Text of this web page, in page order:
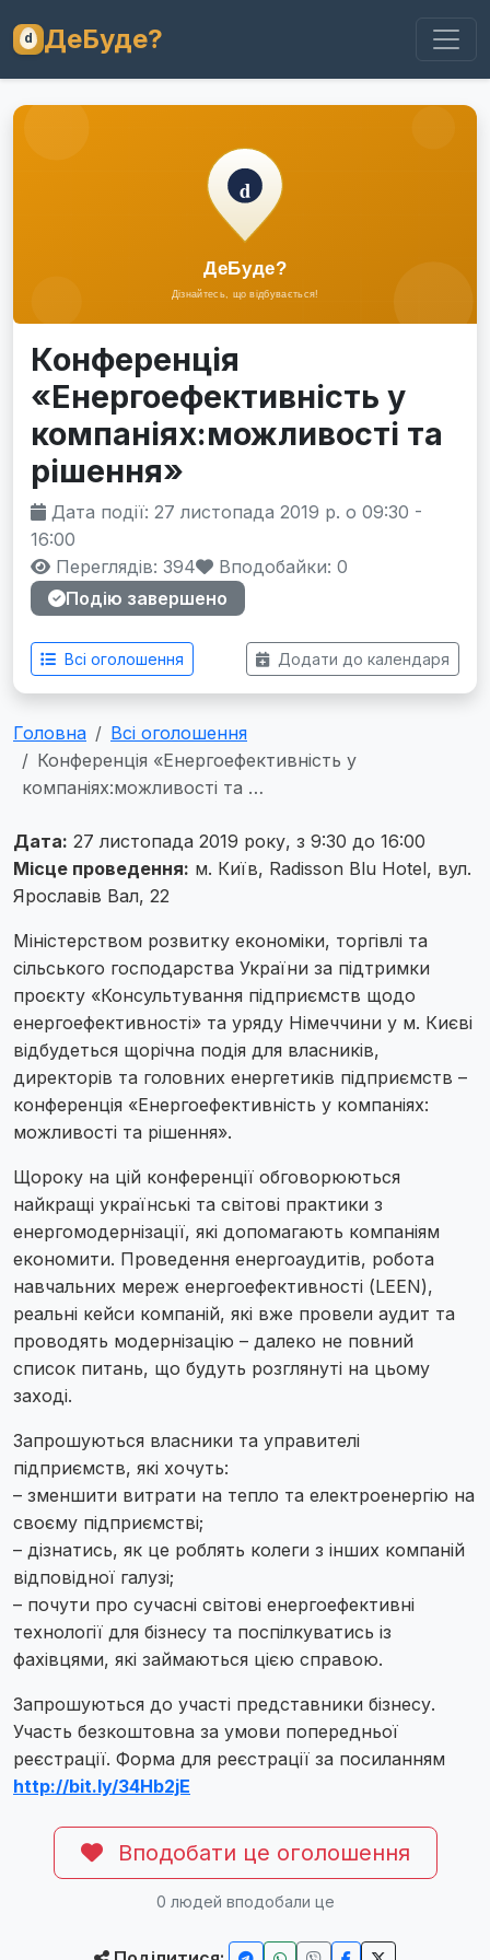
ДеБуде?
Конференція
«Енергоефективність у
компаніях:можливості та
рішення»
Дата події: 27 листопада 2019 р. о 09:30 -
16:00
Переглядів: 394
Вподобайки: 0
Подію завершено
Всі оголошення Додати до календаря
Головна
Всі оголошення
Конференція «Енергоефективність у
компаніях:можливості та …
Дата: 27 листопада 2019 року, з 9:30 до 16:00
Місце проведення: м. Київ, Radisson Blu Hotel, вул.
Ярославів Вал, 22
Міністерством розвитку економіки, торгівлі та
сільського господарства України за підтримки
проєкту «Консультування підприємств щодо
енергоефективності» та уряду Німеччини у м. Києві
відбудеться щорічна подія для власників,
директорів та головних енергетиків підприємств –
конференція «Енергоефективність у компаніях:
можливості та рішення».
Щороку на цій конференції обговорюються
найкращі українські та світові практики з
енергомодернізації, які допомагають компаніям
економити. Проведення енергоаудитів, робота
навчальних мереж енергоефективності (LEEN),
реальні кейси компаній, які вже провели аудит та
проводять модернізацію – далеко не повний
список питань, що будуть розглянуті на цьому
заході.
Запрошуються власники та управителі
підприємств, які хочуть:
– зменшити витрати на тепло та електроенергію на
своєму підприємстві;
– дізнатись, як це роблять колеги з інших компаній
відповідної галузі;
– почути про сучасні світові енергоефективні
технології для бізнесу та поспілкуватись із
фахівцями, які займаються цією справою.
Запрошуються до участі представники бізнесу.
Участь безкоштовна за умови попередньої
реєстрації. Форма для реєстрації за посиланням
http://bit.ly/34Hb2jE
Вподобати це оголошення
0 людей вподобали це